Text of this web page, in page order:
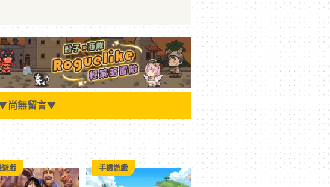
尚無留言▼
遊戲 手機遊戲